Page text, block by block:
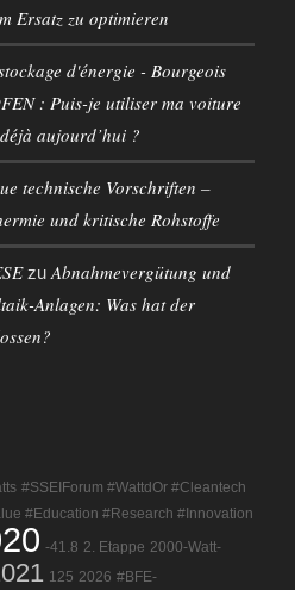
Ersatz zu optimieren
d'énergie - Bourgeois
: Puis-je utiliser ma voiture
aujourd’hui ?
technische Vorschriften –
und kritische Rohstoffe
zu Abnahmevergütung und
Anlagen: Was hat der
#SSEIForum #WattdOr #Cleantech
#Education #Research #Innovation
-41.8 2. Etappe 2000-Watt-
125 2026 #BFE-